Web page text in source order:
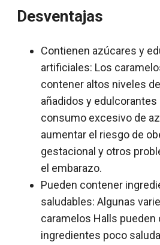
Desventajas
Contienen azúcares y
artificiales: Los
contener altos niveles
añadidos y edulcorantes
consumo excesivo de
aumentar el riesgo de
gestacional y otros
el embarazo.
Pueden contener
saludables: Algunas
caramelos Halls pueden
ingredientes poco